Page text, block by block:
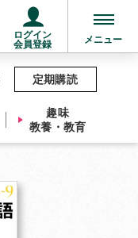
ログイン
会員登録
メニュー
趣味
教養・教育
定期購読